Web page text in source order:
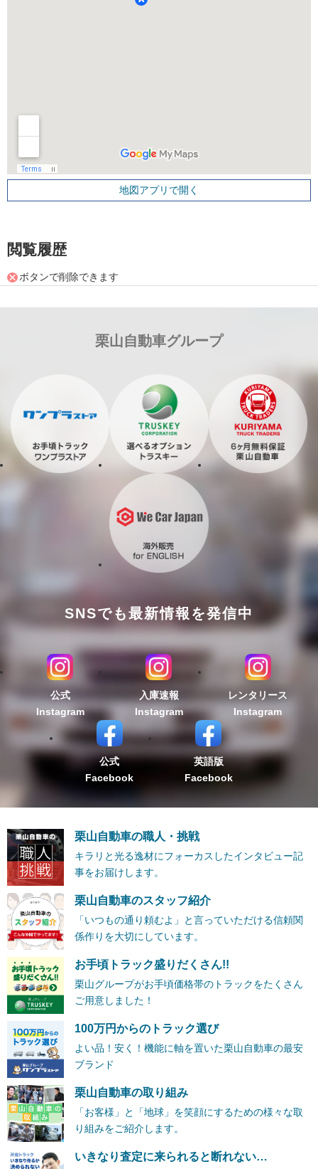
地図アプリで開く
閲覧履歴
ボタンで削除できます
栗山自動車グループ
SNSでも最新情報を発信中
公式
Instagram
入庫速報
Instagram
レンタリース
Instagram
公式
Facebook
英語版
Facebook
栗山自動車の職人・挑戦
キラリと光る逸材にフォーカスしたインタビュー記
事をお届けします。
栗山自動車のスタッフ紹介
「いつもの通り頼むよ」と言っていただける信頼関
係作りを大切にしています。
お手頃トラック盛りだくさん!!
栗山グループがお手頃価格帯のトラックをたくさん
ご用意しました！
100万円からのトラック選び
よい品！安く！機能に軸を置いた栗山自動車の最安
ブランド
栗山自動車の取り組み
「お客様」と「地球」を笑顔にするための様々な取
り組みをご紹介します。
いきなり査定に来られると断れない…